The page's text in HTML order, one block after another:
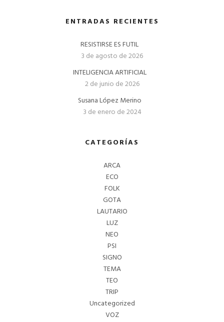
ENTRADAS RECIENTES
RESISTIRSE ES FUTIL
3 de agosto de 2026
INTELIGENCIA ARTIFICIAL
2 de junio de 2026
Susana López Merino
3 de enero de 2024
CATEGORÍAS
ARCA
ECO
FOLK
GOTA
LAUTARIO
LUZ
NEO
PSI
SIGNO
TEMA
TEO
TRIP
Uncategorized
VOZ